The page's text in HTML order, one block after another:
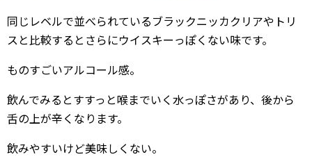
同じレベルで並べられているブラックニッカクリアやトリ
スと比較するとさらにウイスキーっぽくない味です。
ものすごいアルコール感。
飲んでみるとすすっと喉までいく水っぽさがあり、後から
舌の上が辛くなります。
飲みやすいけど美味しくない。